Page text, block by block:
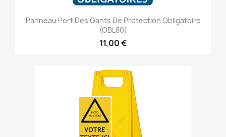
Panneau Port Des Gants De Protection Obligatoire
(OBL80)
11,00 €